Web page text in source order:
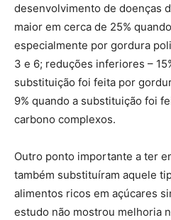
desenvolvimento de doenças
maior em cerca de 25%
especialmente por gordura
3 e 6; reduções inferiores –
substituição foi feita por
9% quando a substituição foi
carbono complexos.
Outro ponto importante a ter
também substituíram aquele
alimentos ricos em açúcares
estudo não mostrou melhoria